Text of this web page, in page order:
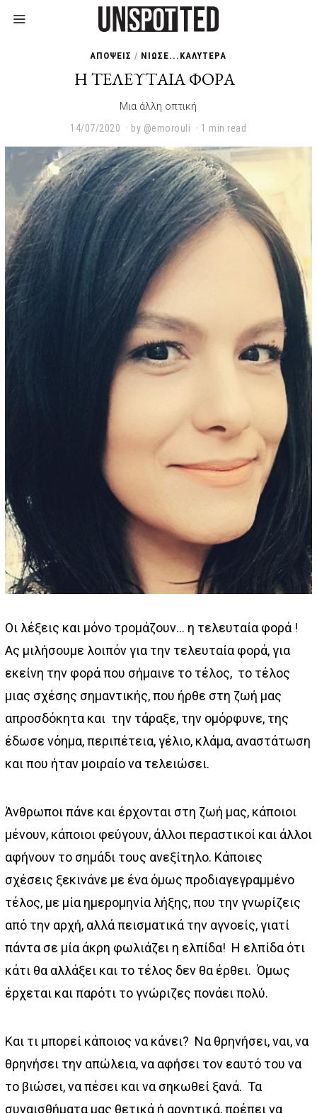
ΑΠΟΨΕΙΣ / ΝΙΩΣΕ...ΚΑΛΥΤΕΡΑ
Η ΤΕΛΕΥΤΑΙΑ ΦΟΡΑ
Μια άλλη οπτική
14/07/2020
/
0
1
/
2
2
2
by @emorouli 1 min read
Οι λέξεις και μόνο τρομάζουν… η τελευταία φορά !
Ας μιλήσουμε λοιπόν για την τελευταία φορά, για
εκείνη την φορά που σήμαινε το τέλος, το τέλος
μιας σχέσης σημαντικής, που ήρθε στη ζωή μας
απροσδόκητα και την τάραξε, την ομόρφυνε, της
έδωσε νόημα, περιπέτεια, γέλιο, κλάμα, αναστάτωση
και που ήταν μοιραίο να τελειώσει.
Άνθρωποι πάνε και έρχονται στη ζωή μας, κάποιοι
μένουν, κάποιοι φεύγουν, άλλοι περαστικοί και άλλοι
αφήνουν το σημάδι τους ανεξίτηλο. Κάποιες
σχέσεις ξεκινάνε με ένα όμως προδιαγεγραμμένο
τέλος, με μία ημερομηνία λήξης, που την γνωρίζεις
από την αρχή, αλλά πεισματικά την αγνοείς, γιατί
πάντα σε μία άκρη φωλιάζει η ελπίδα! Η ελπίδα ότι
κάτι θα αλλάξει και το τέλος δεν θα έρθει. Όμως
έρχεται και παρότι το γνώριζες πονάει πολύ.
Και τι μπορεί κάποιος να κάνει? Να θρηνήσει, ναι, να
θρηνήσει την απώλεια, να αφήσει τον εαυτό του να
το βιώσει, να πέσει και να σηκωθεί ξανά. Τα
συναισθήματα μας θετικά ή αρνητικά, πρέπει να